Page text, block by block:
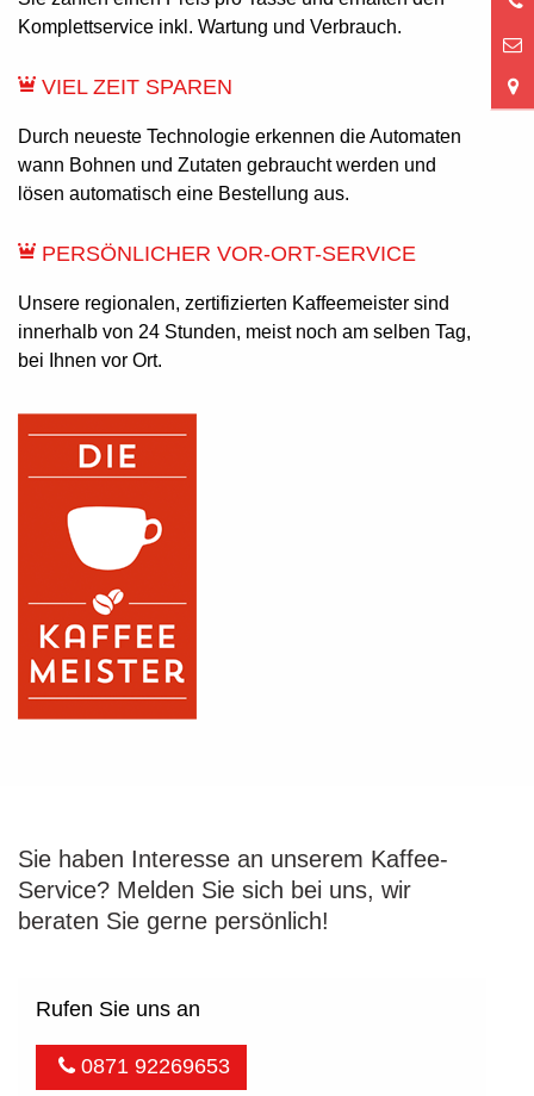
Komplettservice inkl. Wartung und Verbrauch.
VIEL ZEIT SPAREN
Durch neueste Technologie erkennen die Automaten
wann Bohnen und Zutaten gebraucht werden und
lösen automatisch eine Bestellung aus.
PERSÖNLICHER VOR-ORT-SERVICE
Unsere regionalen, zertifizierten Kaffeemeister sind
innerhalb von 24 Stunden, meist noch am selben Tag,
bei Ihnen vor Ort.
Sie haben Interesse an unserem Kaffee-
Service? Melden Sie sich bei uns, wir
beraten Sie gerne persönlich!
Rufen Sie uns an
0871 92269653